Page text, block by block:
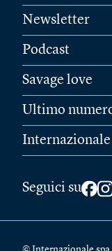
Newsletter
Podcast
Savage love
Ultimo
Seguici su